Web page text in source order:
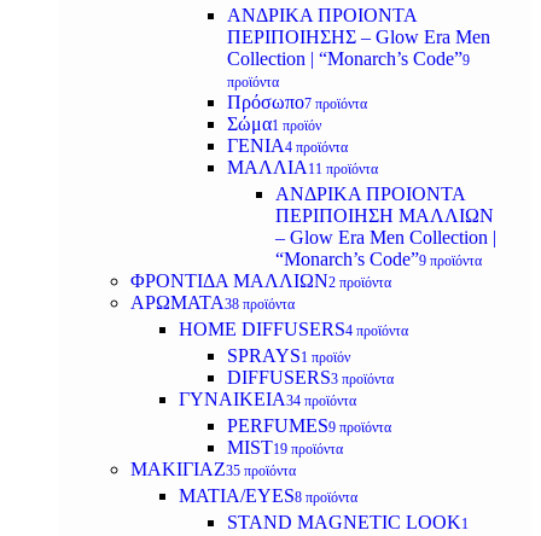
ΑΝΔΡΙΚΑ ΠΡΟΙΟΝΤΑ
ΠΕΡΙΠΟΙΗΣΗΣ – Glow Era Men
Collection | “Monarch’s Code”9
προϊόντα
Πρόσωπο7 προϊόντα
Σώμα1 προϊόν
ΓΕΝΙΑ4 προϊόντα
ΜΑΛΛΙΑ 11 προϊόντα
ΑΝΔΡΙΚΑ ΠΡΟΙΟΝΤΑ
ΠΕΡΙΠΟΙΗΣΗ ΜΑΛΛΙΩΝ
– Glow Era Men Collection |
“Monarch’s Code”9 προϊόντα
ΦΡΟΝΤΙΔΑ ΜΑΛΛΙΩΝ2 προϊόντα
ΑΡΩΜΑΤΑ38 προϊόντα
HOME DIFFUSERS4 προϊόντα
SPRAYS1 προϊόν
DIFFUSERS3 προϊόντα
ΓΥΝΑΙΚΕΙΑ34 προϊόντα
PERFUMES9 προϊόντα
MIST19 προϊόντα
ΜΑΚΙΓΙΑΖ35 προϊόντα
ΜΑΤΙΑ/EYES8 προϊόντα
STAND MAGNETIC LOOK1